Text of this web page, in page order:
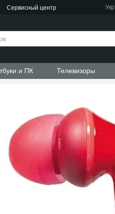
Сервисный центр
Укр
и ПК Телевизоры